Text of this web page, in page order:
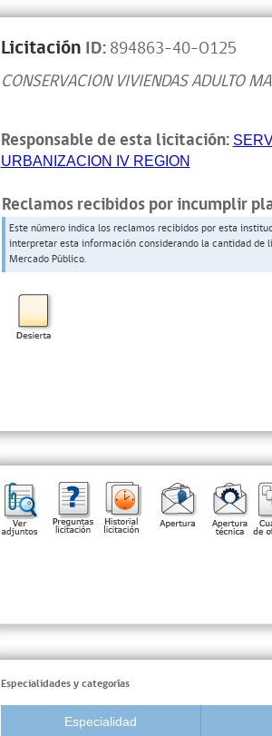
Licitación ID:894863-40-O125
CONSERVACION VIVIENDAS ADULTO
Responsable de esta licitación:
URBANIZACION IV REGION
Reclamos recibidos por incumplir
Este número indica los reclamos recibidos por esta
interpretar esta información considerando la cantidad
Mercado Público.
Especialidades y categorías
Especialidad